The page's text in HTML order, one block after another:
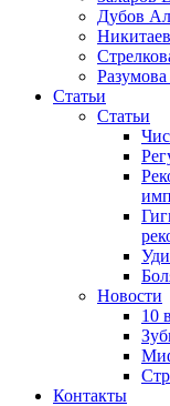
Дубов
Статьи
Статьи
Новости
10
Контакты